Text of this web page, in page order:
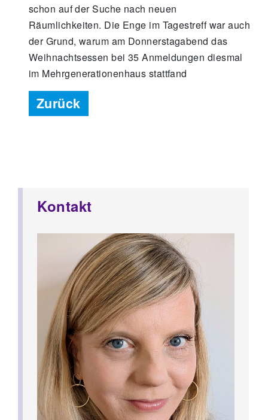
Kontakt
schon auf der Suche nach neuen
Räumlichkeiten. Die Enge im Tagestreff war auch
der Grund, warum am Donnerstagabend das
Weihnachtsessen bei 35 Anmeldungen diesmal
im Mehrgenerationenhaus stattfand
Zurück